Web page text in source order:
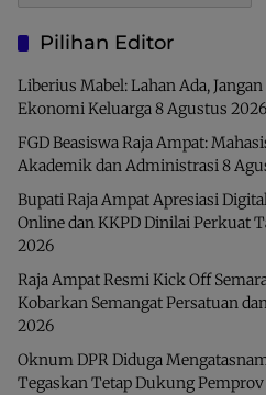
Pilihan Editor
Liberius Mabel: Lahan Ada,
Ekonomi Keluarga8 Agustus 2026
FGD Beasiswa Raja Ampat:
Akademik dan Administrasi8
Bupati Raja Ampat Apresiasi
Online dan KKPD Dinilai Perkuat
2026
Raja Ampat Resmi Kick Off
Kobarkan Semangat Persatuan
2026
Oknum DPR Diduga
Tegaskan Tetap Dukung